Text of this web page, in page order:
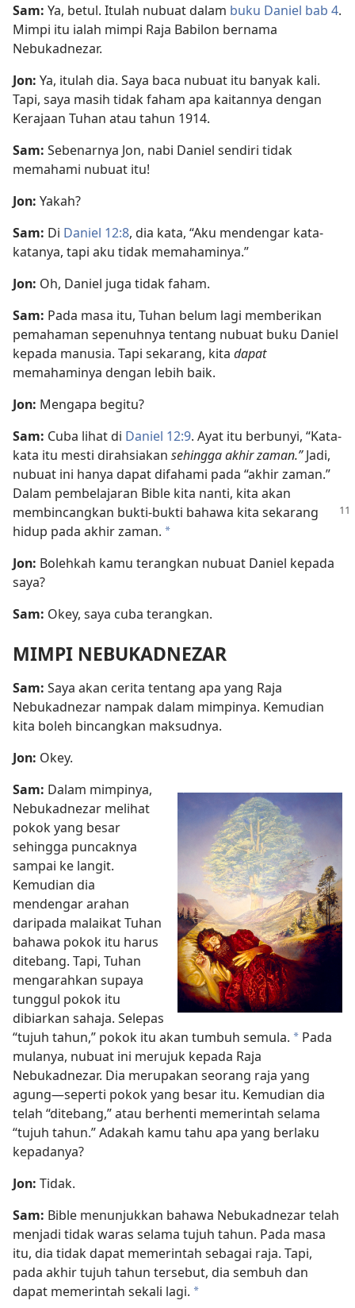
Sam: Ya, betul. Itulah nubuat dalam buku Daniel bab 4.
Mimpi itu ialah mimpi Raja Babilon bernama
Nebukadnezar.
Jon: Ya, itulah dia. Saya baca nubuat itu banyak kali.
Tapi, saya masih tidak faham apa kaitannya dengan
Kerajaan Tuhan atau tahun 1914.
Sam: Sebenarnya Jon, nabi Daniel sendiri tidak
memahami nubuat itu!
Jon: Yakah?
Sam: Di Daniel 12:8, dia kata, “Aku mendengar kata-
katanya, tapi aku tidak memahaminya.”
Jon: Oh, Daniel juga tidak faham.
Sam: Pada masa itu, Tuhan belum lagi memberikan
pemahaman sepenuhnya tentang nubuat buku Daniel
kepada manusia. Tapi sekarang, kita dapat
memahaminya dengan lebih baik.
Jon: Mengapa begitu?
Sam: Cuba lihat di Daniel 12:9. Ayat itu berbunyi, “Kata-
kata itu mesti dirahsiakan sehingga akhir zaman.”Jadi,
nubuat ini hanya dapat difahami pada “akhir zaman.”
Dalam pembelajaran Bible kita nanti, kita akan
membincangkan bukti-bukti bahawa kita sekarang
hidup pada akhir zaman. *
Jon: Bolehkah kamu terangkan nubuat Daniel kepada
saya?
Sam: Okey, saya cuba terangkan.
MIMPI NEBUKADNEZAR
Sam: Saya akan cerita tentang apa yang Raja
Nebukadnezar nampak dalam mimpinya. Kemudian
kita boleh bincangkan maksudnya.
Jon: Okey.
Sam: Dalam mimpinya,
Nebukadnezar melihat
pokok yang besar
sehingga puncaknya
sampai ke langit.
Kemudian dia
mendengar arahan
daripada malaikat Tuhan
bahawa pokok itu harus
ditebang. Tapi, Tuhan
mengarahkan supaya
tunggul pokok itu
dibiarkan sahaja. Selepas
“tujuh tahun,” pokok itu akan tumbuh semula. * Pada
mulanya, nubuat ini merujuk kepada Raja
Nebukadnezar. Dia merupakan seorang raja yang
agung—seperti pokok yang besar itu. Kemudian dia
telah “ditebang,” atau berhenti memerintah selama
“tujuh tahun.” Adakah kamu tahu apa yang berlaku
kepadanya?
Jon: Tidak.
Sam: Bible menunjukkan bahawa Nebukadnezar telah
menjadi tidak waras selama tujuh tahun. Pada masa
itu, dia tidak dapat memerintah sebagai raja. Tapi,
pada akhir tujuh tahun tersebut, dia sembuh dan
dapat memerintah sekali lagi. *